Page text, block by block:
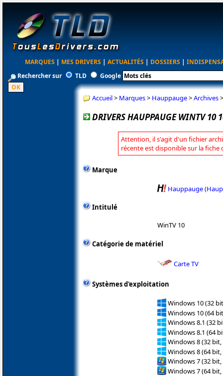
MARQUES | MES DRIVERS | ACTUALITÉS | DOSSIERS |
Rechercher sur
TLD Google
Accueil> Marques> Hauppauge>Archives
DRIVERS HAUPPAUGE WINTV 10
Attention, il s'agit d'un fichier
récente est disponible sur la fiche
Marque
Hauppauge
Intitulé
WinTV 10
Catégorie de matériel
Carte TV
Systèmes d'exploitation
Windows 10 (32
Windows 10 (64
Windows 8.1 (32
Windows 8.1 (64
Windows 8 (32 bit,
Windows 8 (64 bit,
Windows 7 (32 bit,
Windows 7 (64 bit,